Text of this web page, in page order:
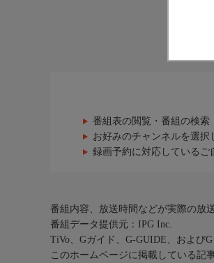
番組表の閲覧・番組の検
お好みのチャンネルを選択
録画予約に対応しているご
番組内容、放送時間などが実際の放
番組データ提供元：IPG Inc.
TiVo、Gガイド、G-GUIDE、および
このホームページに掲載している記